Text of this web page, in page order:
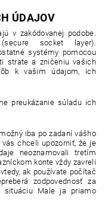
ÚDAJOV
v zakódovanej podobe.
socket layer).
systémy pomocou
strate a zničeniu vašich
k vašim údajom, ich
preukázanie súladu ich
iba po zadaní vášho
chceli upozorniť, že je
neoznamovali tretím
konte vždy zavreli
ak používate počítač
zodpovednosť za
situáciu Male ja priamo